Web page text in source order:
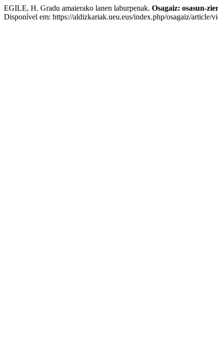
EGILE, H. Gradu amaierako lanen laburpenak. Osagaiz: osasun-
Disponível em: https://aldizkariak.ueu.eus/index.php/osagaiz/article/